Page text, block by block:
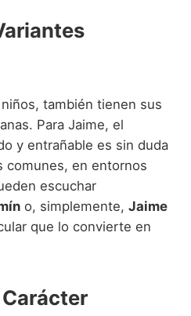
también tienen sus
Para Jaime, el
y entrañable es sin duda
comunes, en entornos
escuchar
o, simplemente, Jaime
que lo convierte en